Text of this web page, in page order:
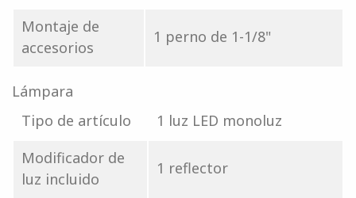
Montaje de
accesorios
1 perno de 1-1/8"
Lámpara
Tipo de artículo
1 luz LED monoluz
Modificador de
luz incluido
1 reflector